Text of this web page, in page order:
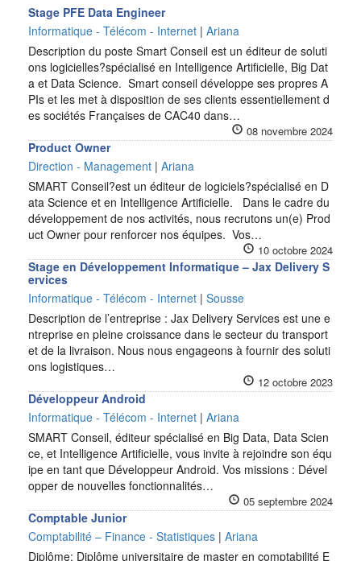
Stage PFE Data Engineer
Informatique - Télécom - Internet | Ariana
Description du poste Smart Conseil est un éditeur de soluti
ons logicielles?spécialisé en Intelligence Artificielle, Big Dat
a et Data Science. Smart conseil développe ses propres A
PIs et les met à disposition de ses clients essentiellement d
es sociétés Françaises de CAC40 dans…
08 novembre 2024
Product Owner
Direction - Management | Ariana
SMART Conseil?est un éditeur de logiciels?spécialisé en D
ata Science et en Intelligence Artificielle. Dans le cadre du
développement de nos activités, nous recrutons un(e) Prod
uct Owner pour renforcer nos équipes. Vos…
10 octobre 2024
Stage en Développement Informatique – Jax Delivery S
ervices
Informatique - Télécom - Internet | Sousse
Description de l’entreprise : Jax Delivery Services est une e
ntreprise en pleine croissance dans le secteur du transport
et de la livraison. Nous nous engageons à fournir des soluti
ons logistiques…
12 octobre 2023
Développeur Android
Informatique - Télécom - Internet | Ariana
SMART Conseil, éditeur spécialisé en Big Data, Data Scien
ce, et Intelligence Artificielle, vous invite à rejoindre son équ
ipe en tant que Développeur Android. Vos missions : Dével
opper de nouvelles fonctionnalités…
05 septembre 2024
Comptable Junior
Comptabilité – Finance - Statistiques | Ariana
Diplôme: Diplôme universitaire de master en comptabilité E